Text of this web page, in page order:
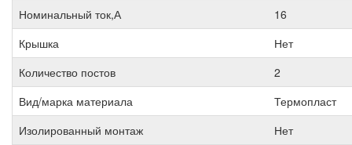
Номинальный ток,А
16
Крышка
Нет
Количество постов
2
Вид/марка материала
Термопласт
Изолированный монтаж
Нет